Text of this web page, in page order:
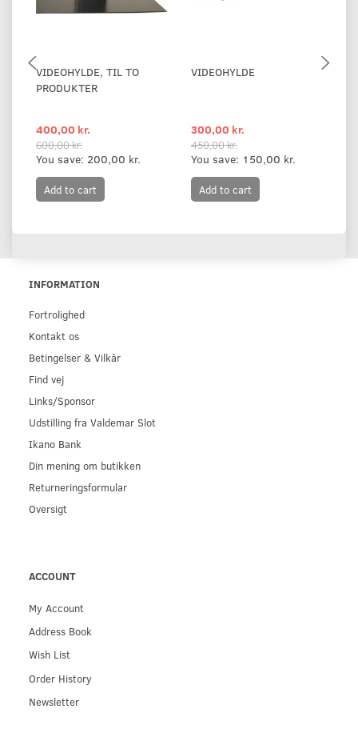
VIDEOHYLDE, TIL TO
PRODUKTER
400,00 kr.
600,00 kr.
You save: 200,00 kr.
Add to cart
VIDEOHYLDE
300,00 kr.
450,00 kr.
You save: 150,00 kr.
Add to cart
INFORMATION
Fortrolighed
Kontakt os
Betingelser & Vilkår
Find vej
Links/Sponsor
Udstilling fra Valdemar Slot
Ikano Bank
Din mening om butikken
Returneringsformular
Oversigt
ACCOUNT
My Account
Address Book
Wish List
Order History
Newsletter